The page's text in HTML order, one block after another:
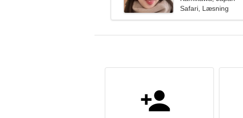
Safari, Læsning